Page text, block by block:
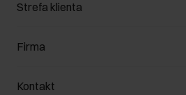
Formy płatności
Jak dokonać zwrotu?
Strefa klienta
Klub Klienta
Zwróć produkty
Firma
O nas
Kontakt